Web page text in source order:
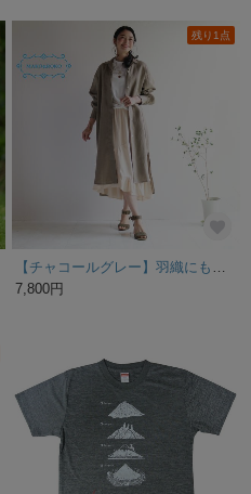
残り1点
7,800円